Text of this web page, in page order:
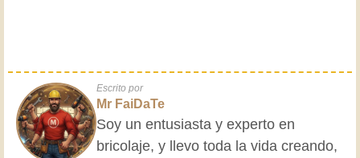
Escrito por
Mr FaiDaTe
Soy un entusiasta y experto en
bricolaje, y llevo toda la vida creando,